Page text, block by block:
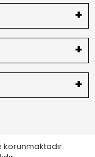
korunmaktadır.